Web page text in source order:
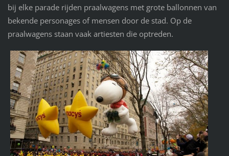
bij elke parade rijden praalwagens met grote ballonnen van
bekende personages of mensen door de stad. Op de
praalwagens staan vaak artiesten die optreden.